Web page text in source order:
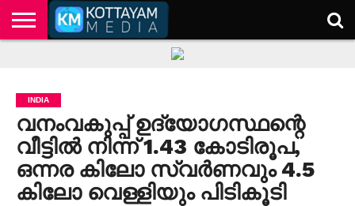
INDIA
വനംവകുപ്പ് ഉദ്യോഗസ്ഥന്റെ
വീട്ടിൽ നിന്ന് 1.43 കോടിരൂപ,
ഒന്നര കിലോ സ്വർണവും 4.5
കിലോ വെള്ളിയും പിടികൂടി